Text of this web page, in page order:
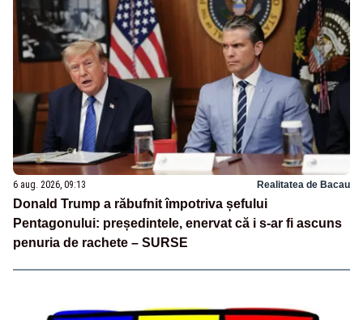
6 aug. 2026, 09:13 Realitatea de Bacau
Donald Trump a răbufnit împotriva șefului
Pentagonului: președintele, enervat că i s-ar fi ascuns
penuria de rachete – SURSE